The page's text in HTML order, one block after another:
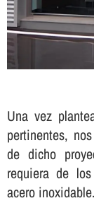
Una vez
pertinentes,
de dicho
requiera de
acero inoxidable.